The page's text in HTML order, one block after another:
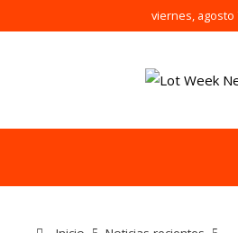
viernes, agosto